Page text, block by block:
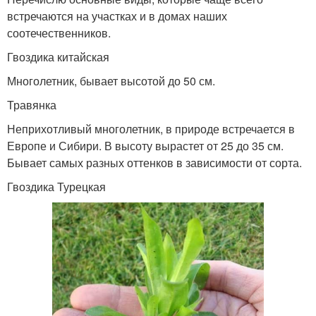
встречаются на участках и в домах наших
соотечественников.
Гвоздика китайская
Многолетник, бывает высотой до 50 см.
Травянка
Неприхотливый многолетник, в природе встречается в
Европе и Сибири. В высоту вырастет от 25 до 35 см.
Бывает самых разных оттенков в зависимости от сорта.
Гвоздика Турецкая